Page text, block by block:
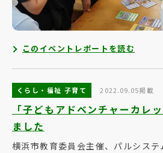
このイベントレポートを読む
くらし・福祉 子育て 2022.09.05掲載
「子どもアドベンチャーカレ
ました
横浜市教育委員会主催、パルシス